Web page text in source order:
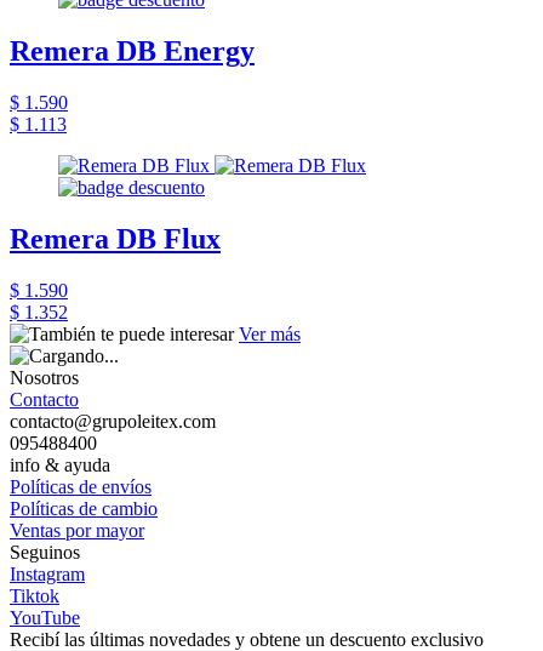
Remera DB Energy
$ 1.590
$ 1.113
Remera DB Flux
$ 1.590
$ 1.352
Ver más
Nosotros
Contacto
contacto@grupoleitex.com
095488400
info & ayuda
Políticas de envíos
Políticas de cambio
Ventas por mayor
Seguinos
Instagram
Tiktok
YouTube
Recibí las últimas novedades y obtene un descuento exclusivo